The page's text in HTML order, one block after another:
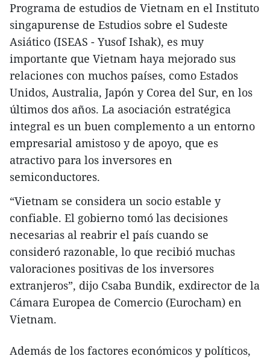
Programa de estudios de Vietnam en el Instituto
singapurense de Estudios sobre el Sudeste
Asiático (ISEAS - Yusof Ishak), es muy
importante que Vietnam haya mejorado sus
relaciones con muchos países, como Estados
Unidos, Australia, Japón y Corea del Sur, en los
últimos dos años. La asociación estratégica
integral es un buen complemento a un entorno
empresarial amistoso y de apoyo, que es
atractivo para los inversores en
semiconductores.
“Vietnam se considera un socio estable y
confiable. El gobierno tomó las decisiones
necesarias al reabrir el país cuando se
consideró razonable, lo que recibió muchas
valoraciones positivas de los inversores
extranjeros”, dijo Csaba Bundik, exdirector de la
Cámara Europea de Comercio (Eurocham) en
Vietnam.
Además de los factores económicos y políticos,